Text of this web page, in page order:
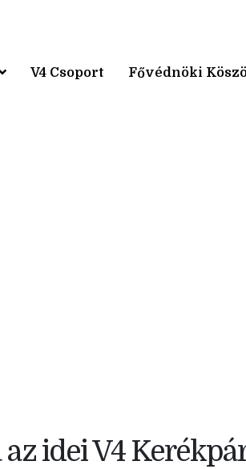
V4 Csoport Fővédnöki
idei V4